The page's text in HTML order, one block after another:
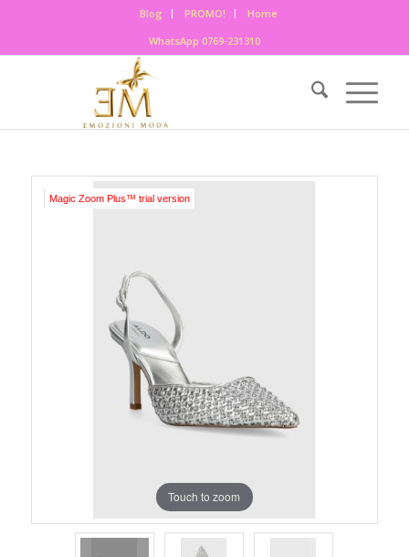
Blog PROMO!
Home
WhatsApp 0769-231310
Magic Zoom Plus™ trial version
Touch to zoom